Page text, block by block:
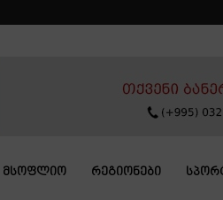
ᲛᲡᲝᲤᲚᲘᲝ ᲠᲔᲒᲘᲝᲜᲔᲑᲘ